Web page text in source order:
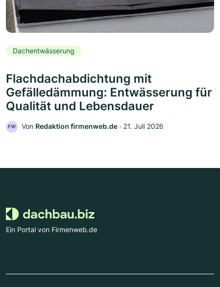
Dachentwässerung
Flachdachabdichtung mit
Gefälledämmung: Entwässerung für
Qualität und Lebensdauer
FW Von Redaktion firmenweb.de ‧ 21. Juli 2026
Ein Portal von Firmenweb.de